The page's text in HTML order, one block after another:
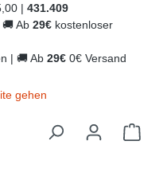
| 431.409
🚚 Ab 29€ kostenloser
| 🚚 Ab 29€ 0€ Versand